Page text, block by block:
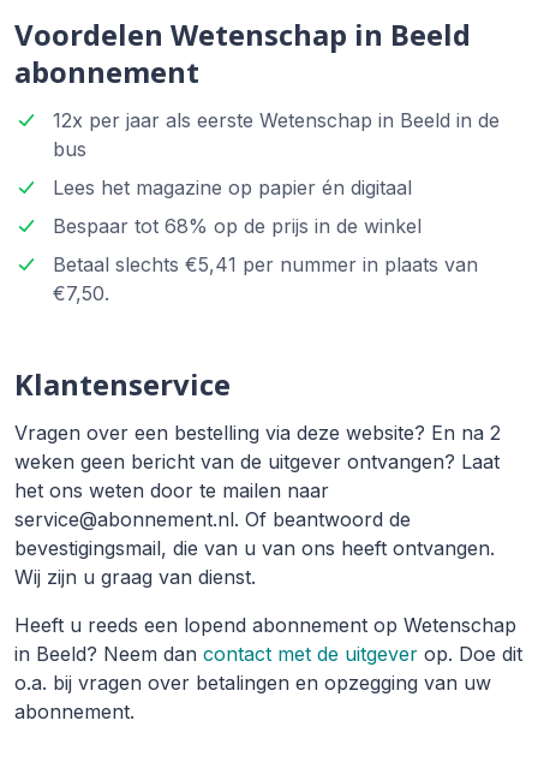
Voordelen Wetenschap in Beeld
abonnement
12x per jaar als eerste Wetenschap in Beeld in de
bus
Lees het magazine op papier én digitaal
Bespaar tot 68% op de prijs in de winkel
Betaal slechts €5,41 per nummer in plaats van
€7,50.
Klantenservice
Vragen over een bestelling via deze website? En na 2
weken geen bericht van de uitgever ontvangen? Laat
het ons weten door te mailen naar
service@abonnement.nl. Of beantwoord de
bevestigingsmail, die van u van ons heeft ontvangen.
Wij zijn u graag van dienst.
Heeft u reeds een lopend abonnement op Wetenschap
in Beeld? Neem dan contact met de uitgever op. Doe dit
o.a. bij vragen over betalingen en opzegging van uw
abonnement.